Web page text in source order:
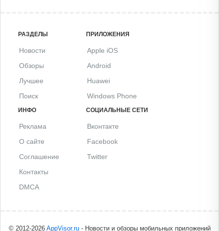
РАЗДЕЛЫ
Новости
Обзоры
Лучшее
Поиск
ПРИЛОЖЕНИЯ
Apple iOS
Android
Huawei
Windows Phone
ИНФО
Реклама
О сайте
Соглашение
Контакты
DMCA
СОЦИАЛЬНЫЕ СЕТИ
Вконтакте
Facebook
Twitter
© 2012-2026 AppVisor.ru- Новости и обзоры мобильных приложений